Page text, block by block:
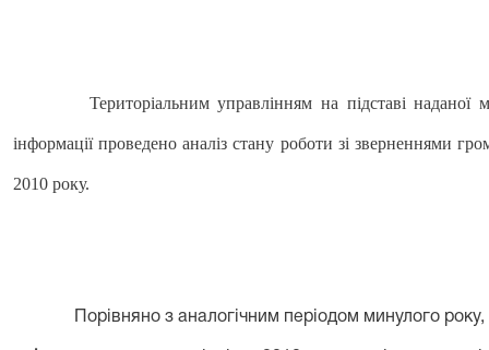
Територіальним управлінням на підставі наданої
інформації проведено аналіз стану роботи зі зверненнями
2010 року.
Порівняно з аналогічним періодом минулого року,